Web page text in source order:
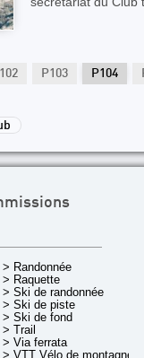
P103 P104
> Randonnée
> Raquette
> Ski de randonnée
> Ski de piste
> Ski de fond
> Trail
> Via ferrata
> VTT Vélo de montagne